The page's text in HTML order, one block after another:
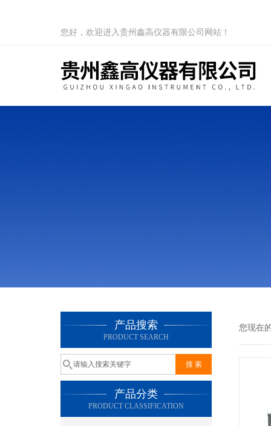
您好，欢迎进入贵州鑫高仪器有限公司网站！
产品搜索
PRODUCT SEARCH
产品分类
PRODUCT CLASSIFICATION
您现在